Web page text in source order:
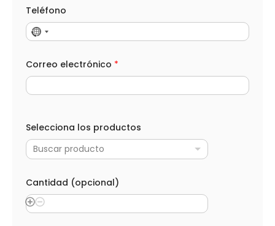
Teléfono
Correo electrónico *
s
ñ
*
O
P
Selecciona los productos
Buscar producto
Cantidad (opcional)